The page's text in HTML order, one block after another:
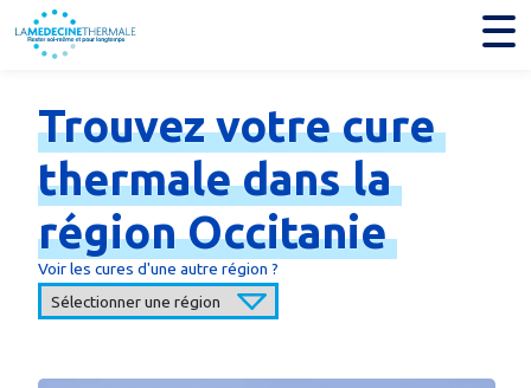
Trouvezvotrecure
thermaledansla
régionOccitanie
Voir les cures d'une autre région ?